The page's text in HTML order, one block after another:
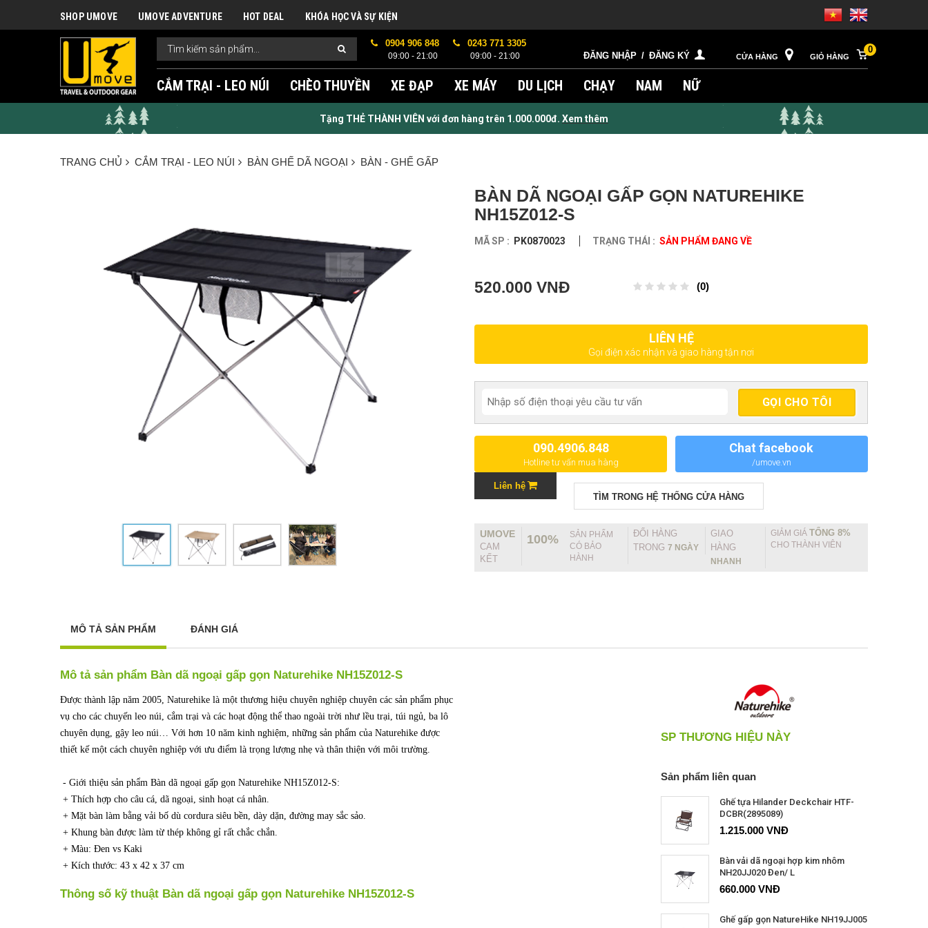
SHOP UMOVE UMOVE ADVENTURE HOT DEAL KHÓA HỌC VÀ SỰ KIỆN
0904 906 848
09:00 - 21:00
0243 771 3305
09:00 - 21:00 ĐĂNG NHẬP / ĐĂNG KÝ CỬA HÀNG GIỎ HÀNG
0
CẮM TRẠI - LEO NÚI CHÈO THUYỀN XE ĐẠP XE MÁY DU LỊCH CHẠY NAM NỮ
Tặng THẺ THÀNH VIÊN với đơn hàng trên 1.000.000đ. Xem thêm
TRANG CHỦ CẮM TRẠI - LEO NÚI BÀN GHẾ DÃ NGOẠI BÀN - GHẾ GẤP
BÀN DÃ NGOẠI GẤP GỌN NATUREHIKE
NH15Z012-S
MÃ SP : PK0870023 TRẠNG THÁI : SẢN PHẨM ĐANG VỀ
520.000 VNĐ (0)
LIÊN HỆ
Gọi điện xác nhận và giao hàng tận nơi
090.4906.848
Hotline tư vấn mua hàng
Chat facebook
/umove.vn
Liên hệ
TÌM TRONG HỆ THỐNG CỬA HÀNG
UMOVE
CAM
KẾT
100%
SẢN PHẨM
CÓ BẢO
HÀNH
ĐỔI HÀNG
TRONG 7 NGÀY
GIAO
HÀNG
NHANH
GIẢM GIÁ TỔNG 8%
CHO THÀNH VIÊN
MÔ TẢ SẢN PHẨM ĐÁNH GIÁ
Mô tả sản phẩm Bàn dã ngoại gấp gọn Naturehike NH15Z012-S
Được thành lập năm 2005, Naturehike là một thương hiệu chuyên nghiệp chuyên các sản phẩm phục
vụ cho các chuyến leo núi, cắm trại và các hoạt động thể thao ngoài trời như lều trại, túi ngủ, ba lô
chuyên dụng, gậy leo núi… Với hơn 10 năm kinh nghiệm, những sản phẩm của Naturehike được
thiết kế một cách chuyên nghiệp với ưu điểm là trọng lượng nhẹ và thân thiện với môi trường.
- Giới thiệu sản phẩm Bàn dã ngoại gấp gọn Naturehike NH15Z012-S:
+ Thích hợp cho câu cá, dã ngoại, sinh hoạt cá nhân.
+ Mặt bàn làm bằng vải bố dù cordura siêu bền, dày dặn, đường may sắc sảo.
+ Khung bàn được làm từ thép không gỉ rất chắc chắn.
+ Màu: Đen vs Kaki
+ Kích thước: 43 x 42 x 37 cm
Thông số kỹ thuật Bàn dã ngoại gấp gọn Naturehike NH15Z012-S
SP THƯƠNG HIỆU NÀY
Sản phẩm liên quan
Ghế tựa Hilander Deckchair HTF-
DCBR(2895089)
1.215.000 VNĐ
Bàn vải dã ngoại hợp kim nhôm
NH20JJ020 Đen/ L
660.000 VNĐ
Ghế gấp gọn NatureHike NH19JJ005